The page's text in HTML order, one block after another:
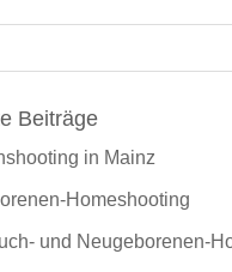
Beiträge
in Mainz
Homeshooting
und Neugeborenen-